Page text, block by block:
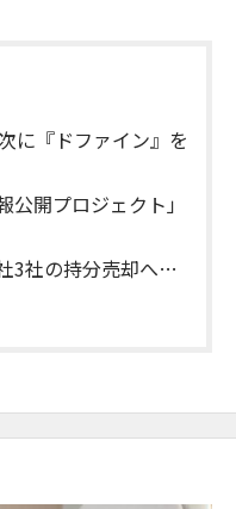
に『ドファイン』を
開プロジェクト」
3社の持分売却へ…